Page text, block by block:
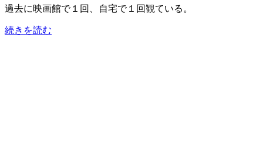
過去に映画館で１回、自宅で１回観ている。
続きを読む